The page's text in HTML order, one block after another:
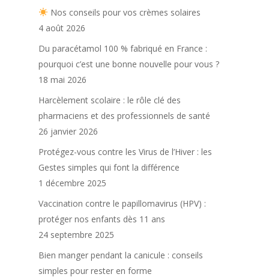
Nos conseils pour vos crèmes solaires
4 août 2026
Du paracétamol 100 % fabriqué en France :
pourquoi c’est une bonne nouvelle pour vous ?
18 mai 2026
Harcèlement scolaire : le rôle clé des
pharmaciens et des professionnels de santé
26 janvier 2026
Protégez-vous contre les Virus de l’Hiver : les
Gestes simples qui font la différence
1 décembre 2025
Vaccination contre le papillomavirus (HPV) :
protéger nos enfants dès 11 ans
24 septembre 2025
Bien manger pendant la canicule : conseils
simples pour rester en forme